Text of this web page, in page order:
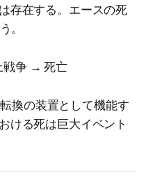
存在する。エースの死
。
争 → 死亡
換の装置として機能す
ける死は巨大イベント